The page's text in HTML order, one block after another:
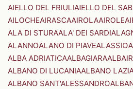
AIELLO DEL FRIULIAIELLO DEL
AILOCHEAIRASCAAIROLAAIROLE
ALA DI STURAALA' DEI SARDI
ALANNOALANO DI PIAVEALASSIO
ALBA ADRIATICAALBAGIARA
ALBANO DI LUCANIAALBANO
ALBANO SANT'ALESSANDRO